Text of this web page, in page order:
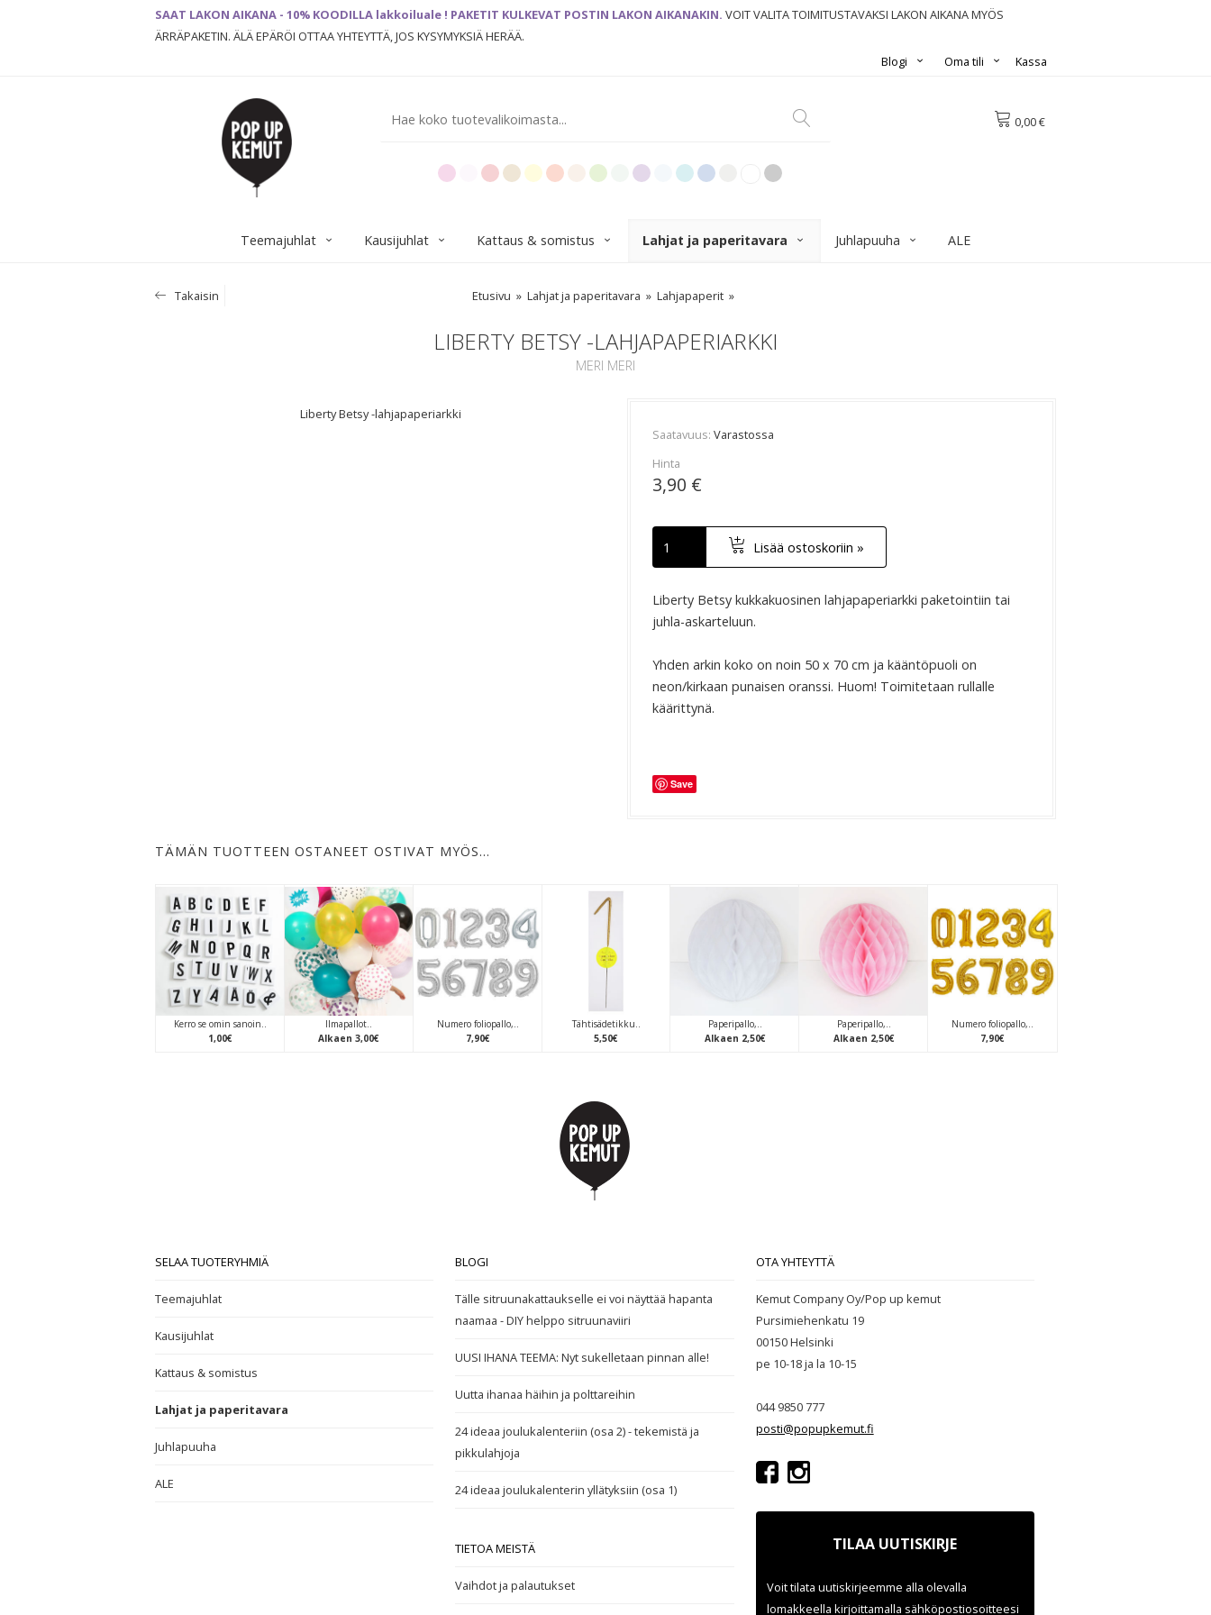
SAAT LAKON AIKANA - 10% KOODILLA lakkoiluale ! PAKETIT KULKEVAT POSTIN LAKON AIKANAKIN. VOIT VALITA TOIMITUSTAVAKSI LAKON AIKANA MYÖS
ÄRRÄPAKETIN. ÄLÄ EPÄRÖI OTTAA YHTEYTTÄ, JOS KYSYMYKSIÄ HERÄÄ.
Kassa
Oma tili
Blogi
0,00 €
Teemajuhlat Kausijuhlat Kattaus & somistus Lahjat ja paperitavara Juhlapuuha ALE
Takaisin Etusivu Lahjat ja paperitavara Lahjapaperit
LIBERTY BETSY -LAHJAPAPERIARKKI
MERI MERI
Liberty Betsy -lahjapaperiarkki
Saatavuus Varastossa
Hinta
3,90 €
Lisää ostoskoriin »
Liberty Betsy kukkakuosinen lahjapaperiarkki paketointiin tai
juhla-askarteluun.
Yhden arkin koko on noin 50 x 70 cm ja kääntöpuoli on
neon/kirkaan punaisen oranssi. Huom! Toimitetaan rullalle
käärittynä.
Save
TÄMÄN TUOTTEEN OSTANEET OSTIVAT MYÖS…
Kerro se omin sanoin..
1,00€
Ilmapallot..
Alkaen 3,00€
Numero foliopallo,..
7,90€
Tähtisädetikku..
5,50€
Paperipallo,..
Alkaen 2,50€
Paperipallo,..
Alkaen 2,50€
Numero foliopallo,..
7,90€
SELAA TUOTERYHMIÄ
Teemajuhlat
Kausijuhlat
Kattaus & somistus
Lahjat ja paperitavara
Juhlapuuha
ALE
BLOGI
Tälle sitruunakattaukselle ei voi näyttää hapanta
naamaa - DIY helppo sitruunaviiri
UUSI IHANA TEEMA: Nyt sukelletaan pinnan alle!
Uutta ihanaa häihin ja polttareihin
24 ideaa joulukalenteriin (osa 2) - tekemistä ja
pikkulahjoja
24 ideaa joulukalenterin yllätyksiin (osa 1)
TIETOA MEISTÄ
Vaihdot ja palautukset
OTA YHTEYTTÄ
Kemut Company Oy/Pop up kemut
Pursimiehenkatu 19
00150 Helsinki
pe 10-18ja la 10-15
044 9850 777
posti@popupkemut.fi
TILAA UUTISKIRJE
Voit tilata uutiskirjeemme alla olevalla
lomakkeella kirjoittamalla sähköpostiosoitteesi